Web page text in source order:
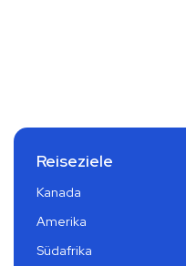
Reiseziele
Kanada
Amerika
Südafrika